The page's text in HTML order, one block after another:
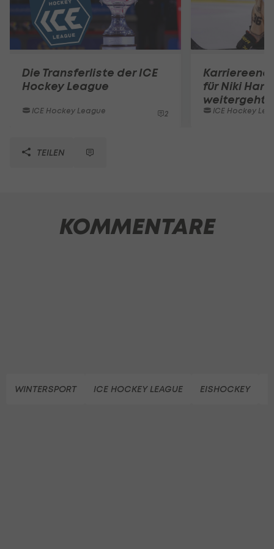
Die Transferliste der ICE
Hockey League
ICE Hockey League 2
für Niki Hartl
weitergeht
ICE Hockey
TEILEN
KOMMENTARE
WINTERSPORT ICE HOCKEY LEAGUE EISHOCKEY